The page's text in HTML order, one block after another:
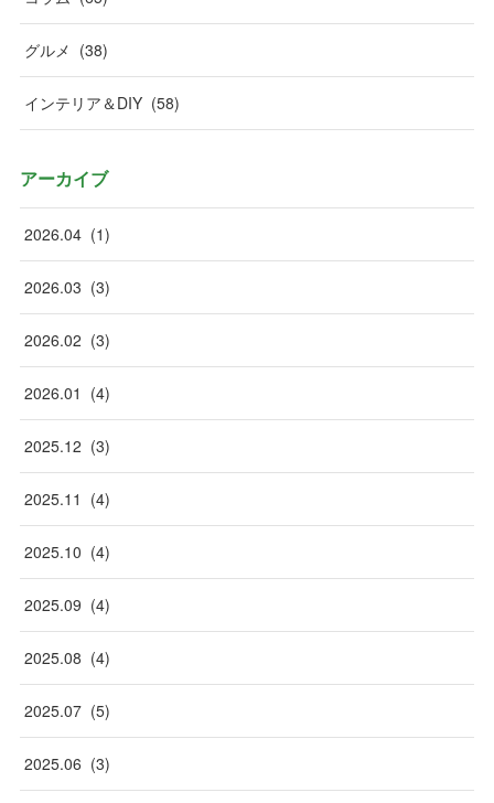
グルメ (38)
インテリア＆DIY (58)
アーカイブ
2026.04 (1)
2026.03 (3)
2026.02 (3)
2026.01 (4)
2025.12 (3)
2025.11 (4)
2025.10 (4)
2025.09 (4)
2025.08 (4)
2025.07 (5)
2025.06 (3)